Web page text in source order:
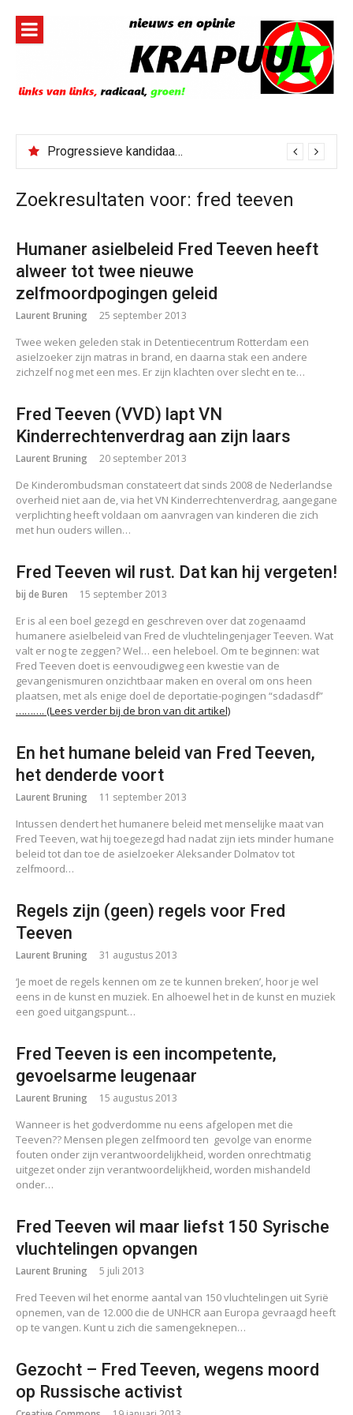
inhoud
Progressieve kandidaat El-Sayed senaatskandidaat Michigan
Zoekresultaten voor: fred teeven
Humaner asielbeleid Fred Teeven heeft
alweer tot twee nieuwe
zelfmoordpogingen geleid
Laurent Bruning 25 september 2013
Twee weken geleden stak in Detentiecentrum Rotterdam een
asielzoeker zijn matras in brand, en daarna stak een andere
zichzelf nog met een mes. Er zijn klachten over slecht en te…
Fred Teeven (VVD) lapt VN
Kinderrechtenverdrag aan zijn laars
Laurent Bruning 20 september 2013
De Kinderombudsman constateert dat sinds 2008 de Nederlandse
overheid niet aan de, via het VN Kinderrechtenverdrag, aangegane
verplichting heeft voldaan om aanvragen van kinderen die zich
met hun ouders willen…
Fred Teeven wil rust. Dat kan hij vergeten!
bij de Buren 15 september 2013
Er is al een boel gezegd en geschreven over dat zogenaamd
humanere asielbeleid van Fred de vluchtelingenjager Teeven. Wat
valt er nog te zeggen? Wel… een heleboel. Om te beginnen: wat
Fred Teeven doet is eenvoudigweg een kwestie van de
gevangenismuren onzichtbaar maken en overal om ons heen
plaatsen, met als enige doel de deportatie-pogingen “sdadasdf”
………. (Lees verder bij de bron van dit artikel)
En het humane beleid van Fred Teeven,
het denderde voort
Laurent Bruning 11 september 2013
Intussen dendert het humanere beleid met menselijke maat van
Fred Teeven, wat hij toegezegd had nadat zijn iets minder humane
beleid tot dan toe de asielzoeker Aleksander Dolmatov tot
zelfmoord…
Regels zijn (geen) regels voor Fred
Teeven
Laurent Bruning 31 augustus 2013
‘Je moet de regels kennen om ze te kunnen breken’, hoor je wel
eens in de kunst en muziek. En alhoewel het in de kunst en muziek
een goed uitgangspunt…
Fred Teeven is een incompetente,
gevoelsarme leugenaar
Laurent Bruning 15 augustus 2013
Wanneer is het godverdomme nu eens afgelopen met die
Teeven?? Mensen plegen zelfmoord ten gevolge van enorme
fouten onder zijn verantwoordelijkheid, worden onrechtmatig
uitgezet onder zijn verantwoordelijkheid, worden mishandeld
onder…
Fred Teeven wil maar liefst 150 Syrische
vluchtelingen opvangen
Laurent Bruning 5 juli 2013
Fred Teeven wil het enorme aantal van 150 vluchtelingen uit Syrië
opnemen, van de 12.000 die de UNHCR aan Europa gevraagd heeft
op te vangen. Kunt u zich die samengeknepen…
Gezocht – Fred Teeven, wegens moord
op Russische activist